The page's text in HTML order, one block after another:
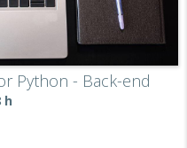
Python - Back-end
h